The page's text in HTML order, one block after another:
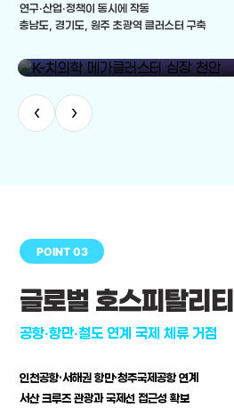
연구·산업·정책이 동시에 작동
충남도, 경기도, 원주 초광역 클러스터 구축
‹ ›
POINT 03
글로벌 호스피탈리티
공항·항만·철도 연계 국제 체류 거점
인천공항·서해권 항만·청주국제공항 연계
서산 크루즈 관광과 국제선 접근성 확보